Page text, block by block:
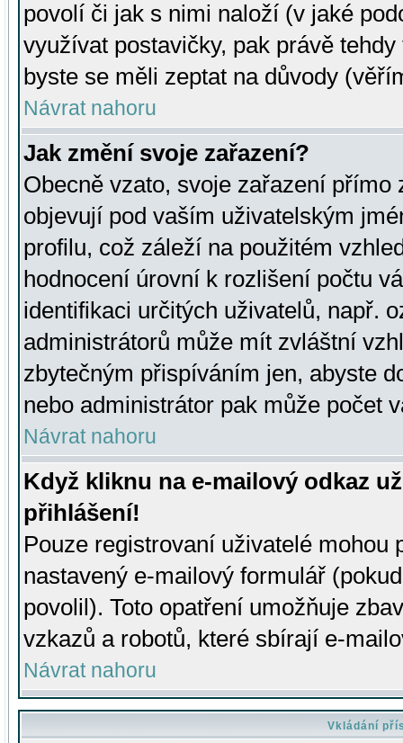
povolí či jak s nimi naloží (v jaké
využívat postavičky, pak právě
byste se měli zeptat na důvody
Návrat nahoru
Jak změní svoje zařazení?
Obecně vzato, svoje zařazení přímo
objevují pod vaším uživatelským
profilu, což záleží na použitém
hodnocení úrovní k rozlišení počtu
identifikaci určitých uživatelů, např.
administrátorů může mít zvláštní
zbytečným přispíváním jen, abyste
nebo administrátor pak může počet
Návrat nahoru
Když kliknu na e-mailový odkaz
přihlášení!
Pouze registrovaní uživatelé mohou
nastavený e-mailový formulář
povolil). Toto opatření umožňuje
vzkazů a robotů, které sbírají e-
Návrat nahoru
Vkládání